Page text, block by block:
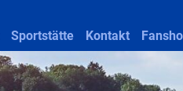
Sportstätte Kontakt